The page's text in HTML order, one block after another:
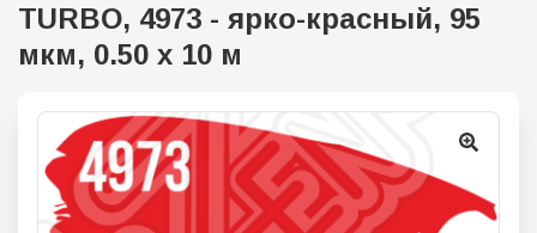
TURBO, 4973 - ярко-красный, 95
мкм, 0.50 х 10 м